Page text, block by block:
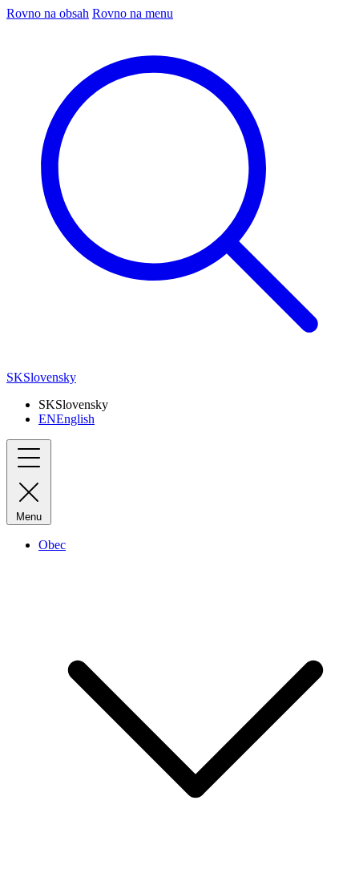
Rovno na obsah Rovno na menu
SKSlovensky
SKSlovensky
ENEnglish
Menu
Obec